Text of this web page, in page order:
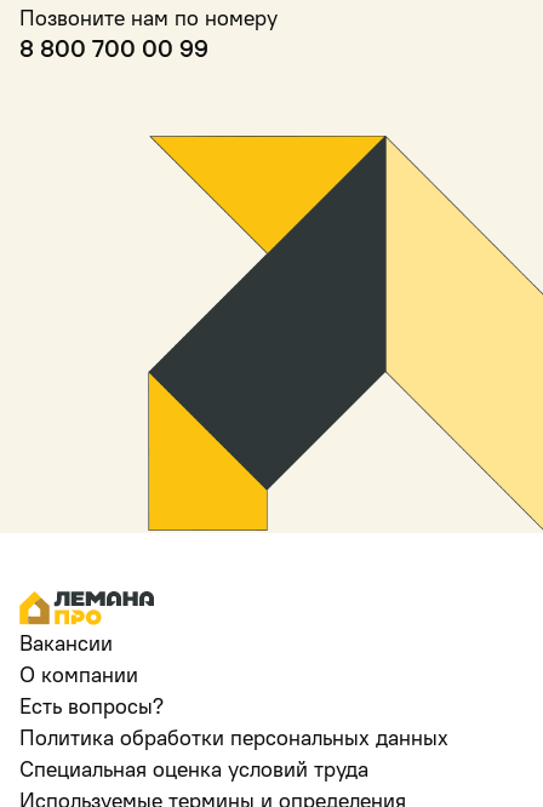
Позвоните нам по номеру
8 800 700 00 99
Вакансии
О компании
Есть вопросы?
Политика обработки персональных данных
Специальная оценка условий труда
Используемые термины и определения